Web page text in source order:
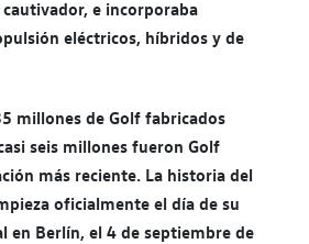
e incorporaba
eléctricos, híbridos y de
millones de Golf fabricados
seis millones fueron Golf
más reciente. La historia del
oficialmente el día de su
en Berlín, el 4 de septiembre de